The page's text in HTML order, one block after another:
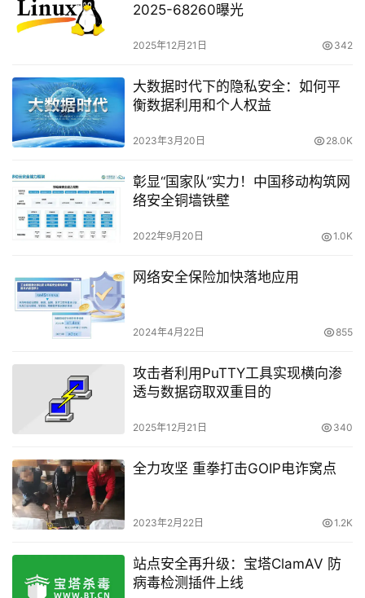
2025-68260曝光
2025年12月21日 342
大数据时代下的隐私安全：如何平
衡数据利用和个人权益
2023年3月20日 28.0K
彰显“国家队”实力！中国移动构筑网
络安全铜墙铁壁
2022年9月20日 1.0K
网络安全保险加快落地应用
2024年4月22日 855
攻击者利用PuTTY工具实现横向渗
透与数据窃取双重目的
2025年12月21日 340
全力攻坚 重拳打击GOIP电诈窝点
2023年2月22日 1.2K
站点安全再升级：宝塔ClamAV 防
病毒检测插件上线